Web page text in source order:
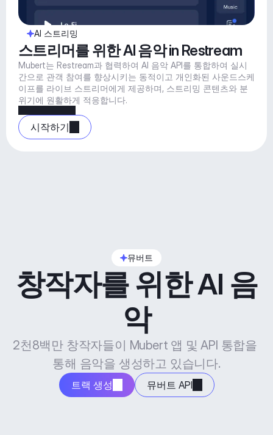
AI 스트리밍
스트리머를 위한 AI 음악 in Restream
Mubert는 Restream과 협력하여 AI 음악 API를 통합하여 실시
간으로 관객 참여를 향상시키는 동적이고 개인화된 사운드스케
이프를 라이브 스트리머에게 제공하며, 스트리밍 콘텐츠와 분
위기에 원활하게 적응합니다.
시작하기
뮤버트
창작자를 위한 AI 음
악
2천8백만 창작자들이 Mubert 앱 및 API 통합을
통해 음악을 생성하고 있습니다.
트랙 생성 뮤버트 API